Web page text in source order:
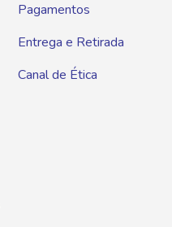
Pagamentos
Entrega e Retirada
Canal de Ética